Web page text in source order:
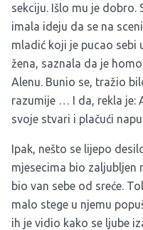
sekciju. Išlo mu je dobro.
imala ideju da se na
mladić koji je pucao sebi
žena, saznala da je
Alenu. Bunio se, tražio
razumije … I da, rekla je:
svoje stvari i plačući
Ipak, nešto se lijepo
mjesecima bio zaljubljen
bio van sebe od sreće.
malo stege u njemu
ih je vidio kako se ljube